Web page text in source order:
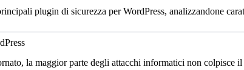
plugin di sicurezza per WordPress, analizzandone
la maggior parte degli attacchi informatici non